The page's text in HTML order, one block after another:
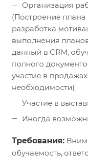
Организация
(Построение
разработка
выполнения
данный в CRM,
полного
участие в
необходимости)
Участие в
Иногда
Требования:
обучаемость,